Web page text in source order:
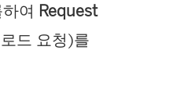
여 Request
드 요청)를